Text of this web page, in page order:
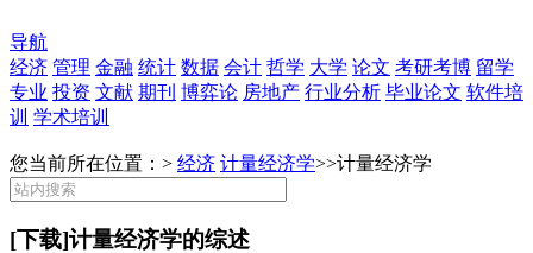
导航
经济 管理 金融 统计 数据 会计 哲学 大学 论文 考研考博 留学
专业 投资 文献 期刊 博弈论 房地产 行业分析 毕业论文 软件培
训 学术培训
您当前所在位置：> 经济 计量经济学>>计量经济学
[下载]计量经济学的综述